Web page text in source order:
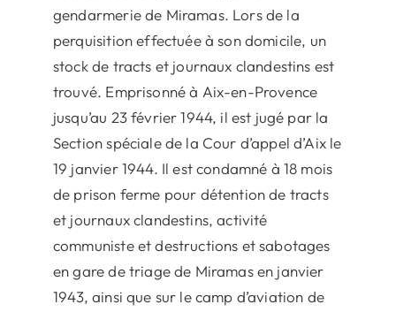
gendarmerie de Miramas. Lors de la
perquisition effectuée à son domicile, un
stock de tracts et journaux clandestins est
trouvé. Emprisonné à Aix-en-Provence
jusqu’au 23 février 1944, il est jugé par la
Section spéciale de la Cour d’appel d’Aix le
19 janvier 1944. Il est condamné à 18 mois
de prison ferme pour détention de tracts
et journaux clandestins, activité
communiste et destructions et sabotages
en gare de triage de Miramas en janvier
1943, ainsi que sur le camp d’aviation de